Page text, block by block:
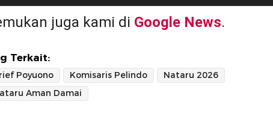
juga kami di Google News.
Terkait:
Poyuono Komisaris Pelindo
Nataru 2026
Aman Damai